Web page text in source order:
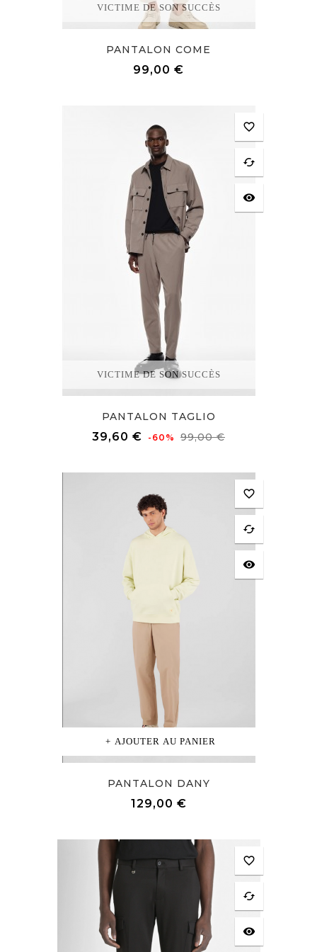
VICTIME DE SON SUCCÈS
PANTALON COME
99,00 €
VICTIME DE SON SUCCÈS
favorite_border
cached
visibility
PANTALON TAGLIO
39,60 € Prix
-60% 99,00 €Prix
AJOUTER AU PANIER
favorite_border
cached
visibility
PANTALON DANY
129,00 €Prix
favorite_border
cached
visibility